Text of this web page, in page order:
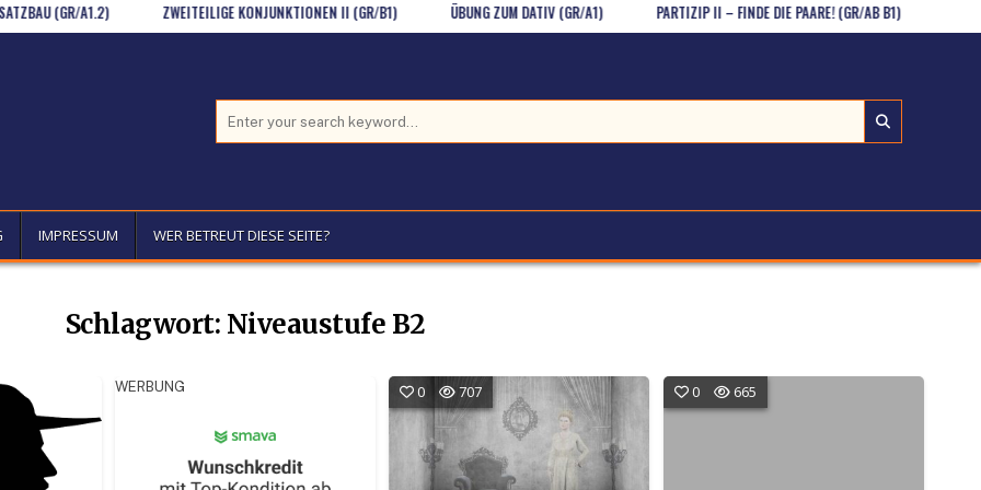
(GR/A1.2) ZWEITEILIGE KONJUNKTIONEN II (GR/B1) ÜBUNG ZUM DATIV (GR/A1) PARTIZIP II – FINDE DIE PAARE! (GR/AB B1)
IMPRESSUM WER BETREUT DIESE SEITE?
Schlagwort: Niveaustufe B2
WERBUNG 0 707 0 665